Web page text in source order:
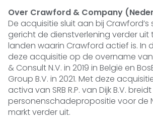
Over Crawford & Company
De acquisitie sluit aan bij
gericht de dienstverlening verder uit
landen waarin Crawford actief is. In
deze acquisitie op de overname van
& Consult N.V. in 2019 in België en
Group B.V. in 2021. Met deze
activa van SRB R.P. van Dijk B.V.
personenschadepropositie voor de
markt verder uit.